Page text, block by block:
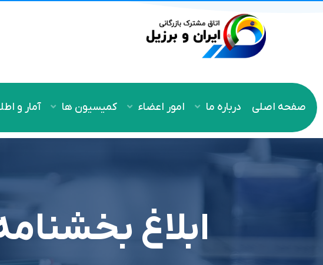
صفحه اصلی درباره ما امور اعضاء کمیسیون ها آمار و
ابلاغ